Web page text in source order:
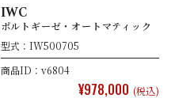
IWC
ポルトギーゼ・オートマティック
型式：IW500705
商品ID：v6804
¥978,000 (税込)